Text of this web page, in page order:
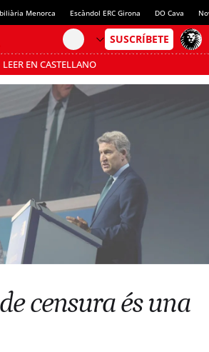
Menorca Escàndol ERC Girona DO Cava
LEER EN CASTELLANO
al mode estalvi
censura és una